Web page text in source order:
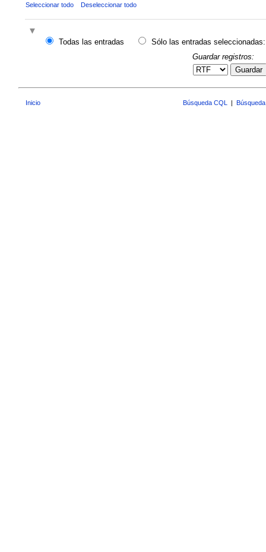
Seleccionar todo Deseleccionar todo
Todas las entradas
Sólo las entradas seleccionadas:
Guardar registros:
Guardar
Inicio Búsqueda CQL